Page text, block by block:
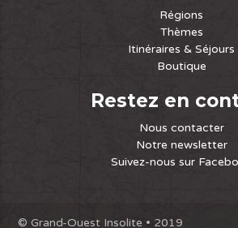
Régions
Thèmes
Itinéraires & Séjours
Boutique
Restez en
Nous contacter
Notre newsletter
Suivez-nous sur
© Grand-Ouest Insolite • 2019